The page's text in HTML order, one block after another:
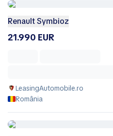
Renault Symbioz
21.990 EUR
LeasingAutomobile.ro
România